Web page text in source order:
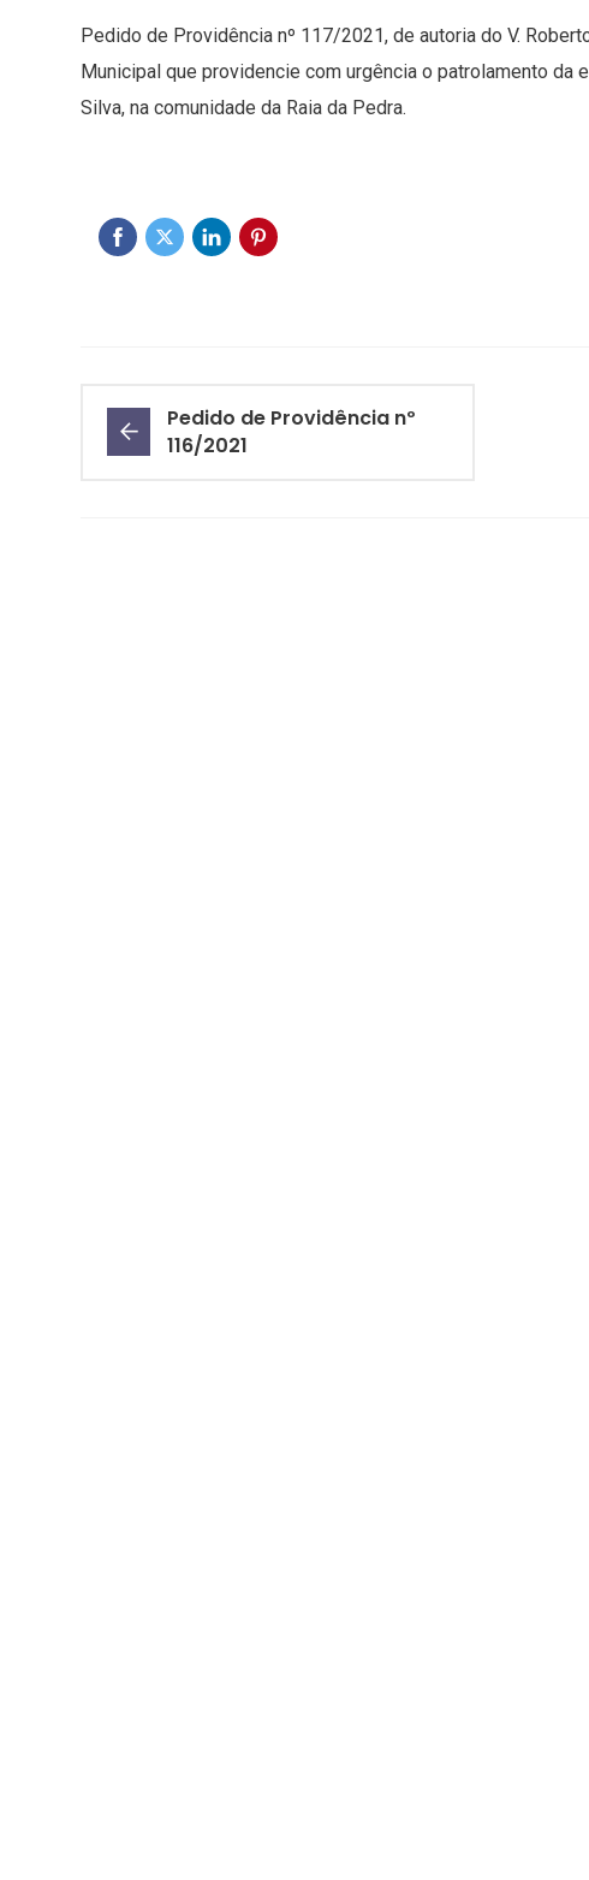
Pedido de Providência nº 117/2021, de autoria do V.
Municipal que providencie com urgência o patrolamento da
Silva, na comunidade da Raia da Pedra.
Pedido de Providência nº
116/2021